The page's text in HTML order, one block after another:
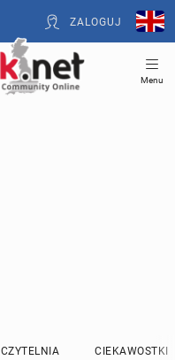
ZALOGUJ
Menu
CZYTELNIA CIEKAWOSTKI